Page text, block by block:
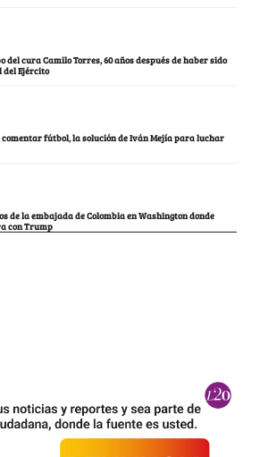
del cura Camilo Torres, 60 años después de haber sido
del Ejército
fútbol, la solución de Iván Mejía para luchar
de la embajada de Colombia en Washington donde
con Trump